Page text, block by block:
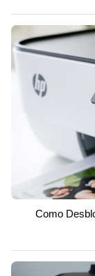
Como